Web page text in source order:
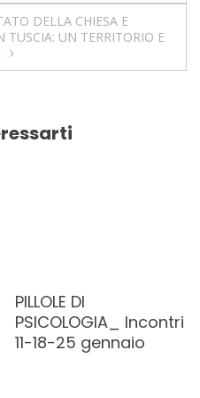
DELLA CHIESA E
TUSCIA: UN TERRITORIO E
PILLOLE DI
PSICOLOGIA_ Incontri
11-18-25 gennaio